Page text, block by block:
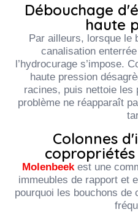
Débouchage
haute
Par ailleurs, lorsque le
canalisation
l’hydrocurage s’impose.
haute pression
racines, puis nettoie les
problème ne réapparaît
Colonnes
Molenbeekest une
immeubles de rapport et
pourquoi les bouchons de